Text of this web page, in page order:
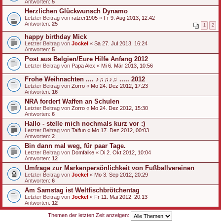
Antworten: 5
Herzlichen Glückwunsch Dynamo
Letzter Beitrag von ratzer1905 « Fr 9. Aug 2013, 12:42
Antworten: 25 1 2
happy birthday Mick
Letzter Beitrag von Jockel « Sa 27. Jul 2013, 16:24
Antworten: 5
Post aus Belgien/Eure Hilfe Anfang 2012
Letzter Beitrag von Papa Alex « Mi 6. Mär 2013, 10:56
Frohe Weihnachten .... ♪♫♫♪♫ ..... 2012
Letzter Beitrag von Zorro « Mo 24. Dez 2012, 17:23
Antworten: 16
NRA fordert Waffen an Schulen
Letzter Beitrag von Zorro « Mo 24. Dez 2012, 15:30
Antworten: 6
Hallo - stelle mich nochmals kurz vor :)
Letzter Beitrag von Taifun « Mo 17. Dez 2012, 00:03
Antworten: 2
Bin dann mal weg, für paar Tage.
Letzter Beitrag von Domfalke « Di 2. Okt 2012, 10:04
Antworten: 12
Umfrage zur Markenpersönlichkeit von Fußballvereinen
Letzter Beitrag von Jockel « Mo 3. Sep 2012, 20:29
Antworten: 6
Am Samstag ist Weltfischbrötchentag
Letzter Beitrag von Jockel « Fr 11. Mai 2012, 20:13
Antworten: 12
Themen der letzten Zeit anzeigen: